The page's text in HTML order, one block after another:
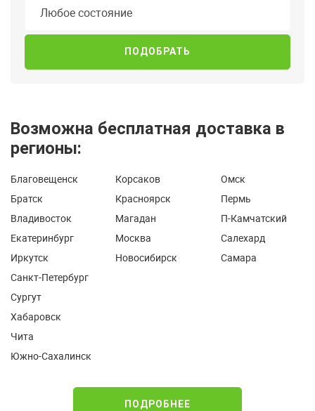
Любое состояние
Возможна бесплатная доставка в
регионы:
Благовещенск
Братск
Владивосток
Екатеринбург
Иркутск
Корсаков
Красноярск
Магадан
Москва
Новосибирск
Омск
Пермь
П-Камчатский
Салехард
Самара
Санкт-Петербург
Сургут
Хабаровск
Чита
Южно-Сахалинск
ПОДРОБНЕЕ